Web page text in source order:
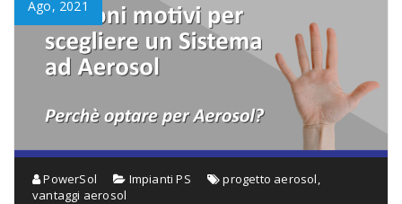
Ago, 2021
PowerSol Impianti PS progetto aerosol,
vantaggi aerosol